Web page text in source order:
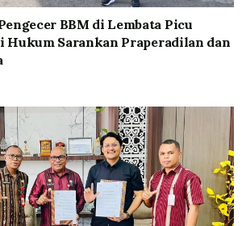
BBM di Lembata Picu
Hukum Sarankan Praperadilan dan